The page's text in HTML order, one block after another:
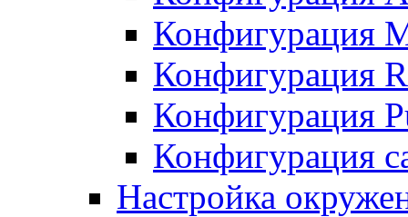
Конфигурация
Конфигурация
Конфигурация
Конфигурация
Настройка